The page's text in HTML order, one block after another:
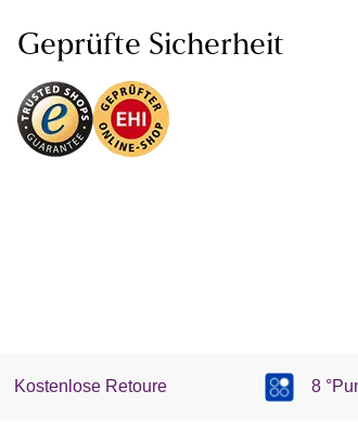
Geprüfte Sicherheit
Kostenlose Retoure 8